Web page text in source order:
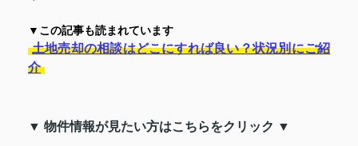
▼この記事も読まれています
土地売却の相談はどこにすれば良い？状況別にご紹
介
▼ 物件情報が見たい方はこちらをクリック ▼